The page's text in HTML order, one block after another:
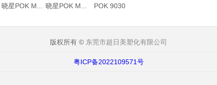
晓星POK M... 晓星POK M... POK 9030
版权所有 © 东莞市超日美塑化有限公司
粤ICP备2022109571号